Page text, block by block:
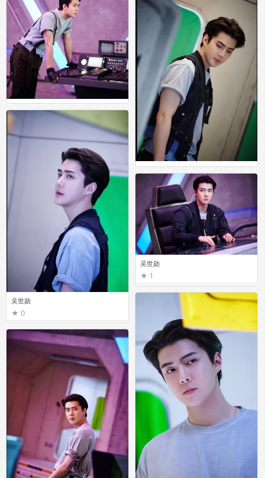
吴世勋
吴世勋
吴世勋
0
吴世勋
1